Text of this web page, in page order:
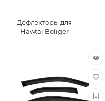
Дефлекторы для
Hawtai Boliger